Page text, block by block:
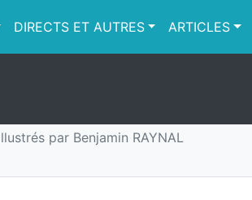
DIRECTS ET AUTRES ARTICLES
par Benjamin RAYNAL